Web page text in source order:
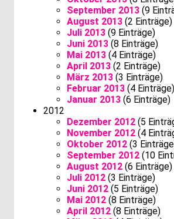
September 2013 (9
August 2013 (2 Einträge)
Juli 2013 (9 Einträge)
Juni 2013 (8 Einträge)
Mai 2013 (4 Einträge)
April 2013 (2 Einträge)
März 2013 (3 Einträge)
Februar 2013 (4 Einträge)
Januar 2013 (6 Einträge)
2012
Dezember 2012 (5
November 2012 (4
Oktober 2012 (3
September 2012 (10
August 2012 (6 Einträge)
Juli 2012 (3 Einträge)
Juni 2012 (5 Einträge)
Mai 2012 (8 Einträge)
April 2012 (8 Einträge)